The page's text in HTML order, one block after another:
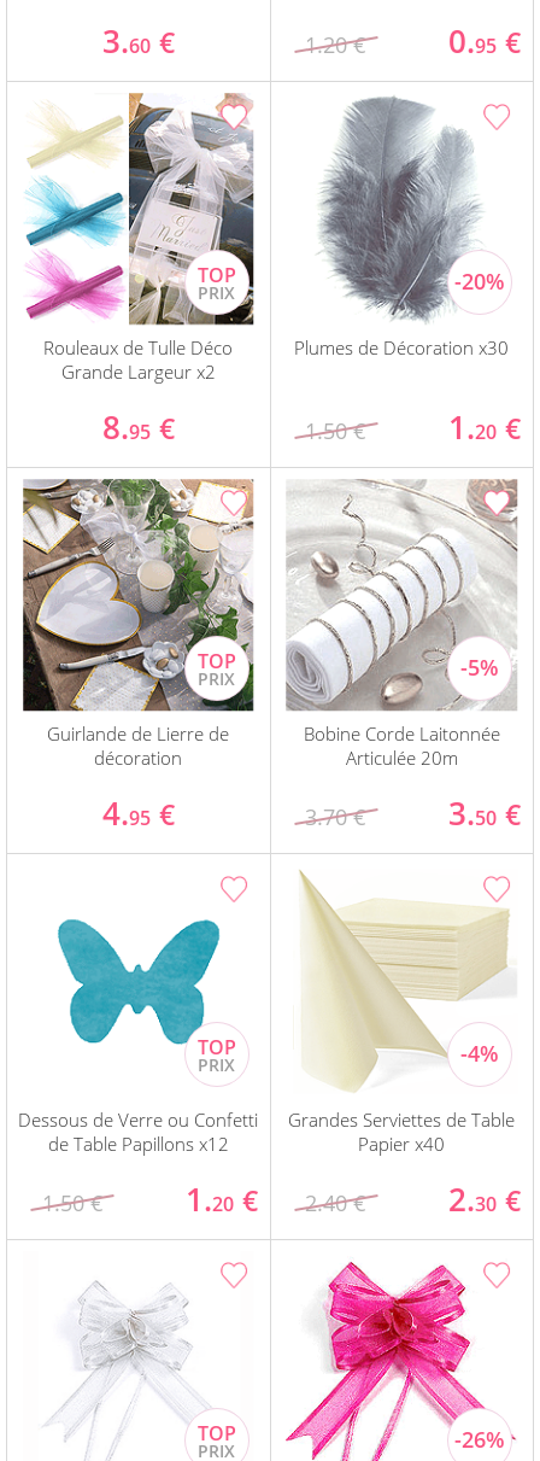
3.60 € 1.20 € 0.95 €
Rouleaux de Tulle Déco
Grande Largeur x2
8.95 €
Plumes de Décoration x30
1.50 € 1.20 €
Guirlande de Lierre de
décoration
4.95 €
Bobine Corde Laitonnée
Articulée 20m
3.70 € 3.50 €
Dessous de Verre ou Confetti
de Table Papillons x12
1.50 € 1.20 €
Grandes Serviettes de Table
Papier x40
2.40 € 2.30 €